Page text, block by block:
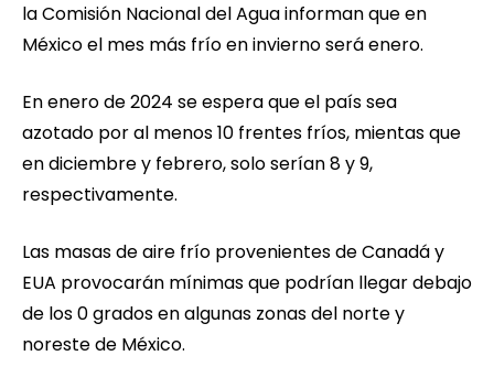
la Comisión Nacional del Agua informan que en
México el mes más frío en invierno será enero.
En enero de 2024 se espera que el país sea
azotado por al menos 10 frentes fríos, mientas que
en diciembre y febrero, solo serían 8 y 9,
respectivamente.
Las masas de aire frío provenientes de Canadá y
EUA provocarán mínimas que podrían llegar debajo
de los 0 grados en algunas zonas del norte y
noreste de México.